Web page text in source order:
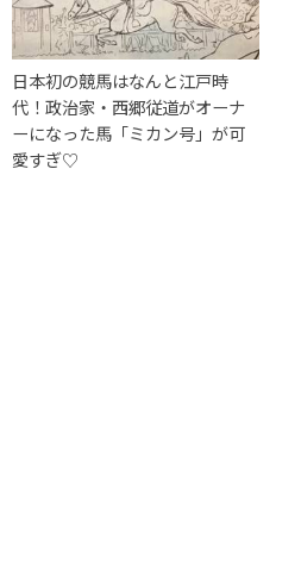
日本初の競馬はなんと江戸時
代！政治家・西郷従道がオーナ
ーになった馬「ミカン号」が可
愛すぎ♡